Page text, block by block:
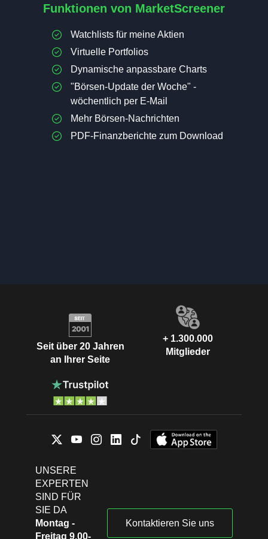
Funktionen von MarketScreener
Watchlists für meine Aktien
Virtuelle Portfolios
Dynamische anpassbare Charts
"Börsen-Update der Woche" -
wöchentlich per E-Mail
Mehr Börsen-Nachrichten
PDF-Finanzberichte zum Download
Seit über 20 Jahren
an Ihrer Seite
+ 1.300.000
Mitglieder
UNSERE
EXPERTEN
SIND FÜR
SIE DA
Montag -
Freitag 9.00-
Kontaktieren Sie uns